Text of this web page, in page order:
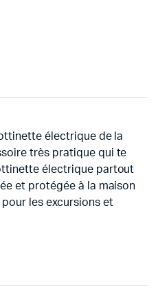
électrique de la
très pratique qui te
électrique partout
et protégée à la maison
les excursions et